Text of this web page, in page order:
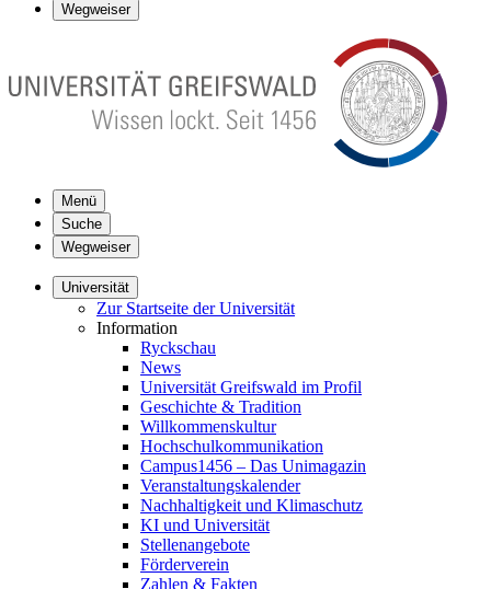
Wegweiser
Menü
Suche
Wegweiser
Universität
Zur Startseite der Universität
Information
Ryckschau
News
Universität Greifswald im Profil
Geschichte & Tradition
Willkommenskultur
Hochschulkommunikation
Campus1456 – Das Unimagazin
Veranstaltungskalender
Nachhaltigkeit und Klimaschutz
KI und Universität
Stellenangebote
Förderverein
Zahlen & Fakten